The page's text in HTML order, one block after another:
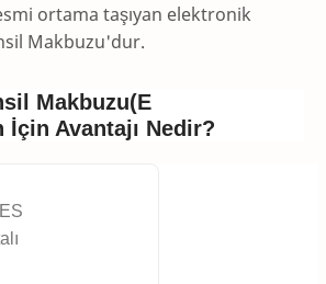
ortama taşıyan elektronik
Makbuzu'dur.
Makbuzu(E
İçin Avantajı Nedir?